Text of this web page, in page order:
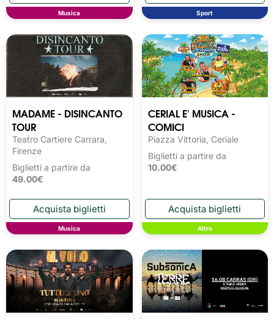
Musica Sport
MADAME - DISINCANTO
TOUR
Teatro Cartiere Carrara,
Firenze
Biglietti a partire da
49.00€
Musica
CERIAL E' MUSICA -
COMICI
Piazza Vittoria, Ceriale
Biglietti a partire da
10.00€
Altro